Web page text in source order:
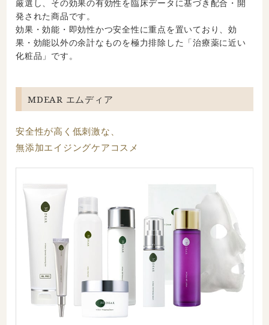
厳選し、その効果の有効性を臨床データに基づき配合・開
発された商品です。
効果・効能・即効性かつ安全性に重点を置いており、効
果・効能以外の余計なものを極力排除した「治療薬に近い
化粧品」です。
MDEAR エムディア
安全性が高く低刺激な、
無添加エイジングケアコスメ